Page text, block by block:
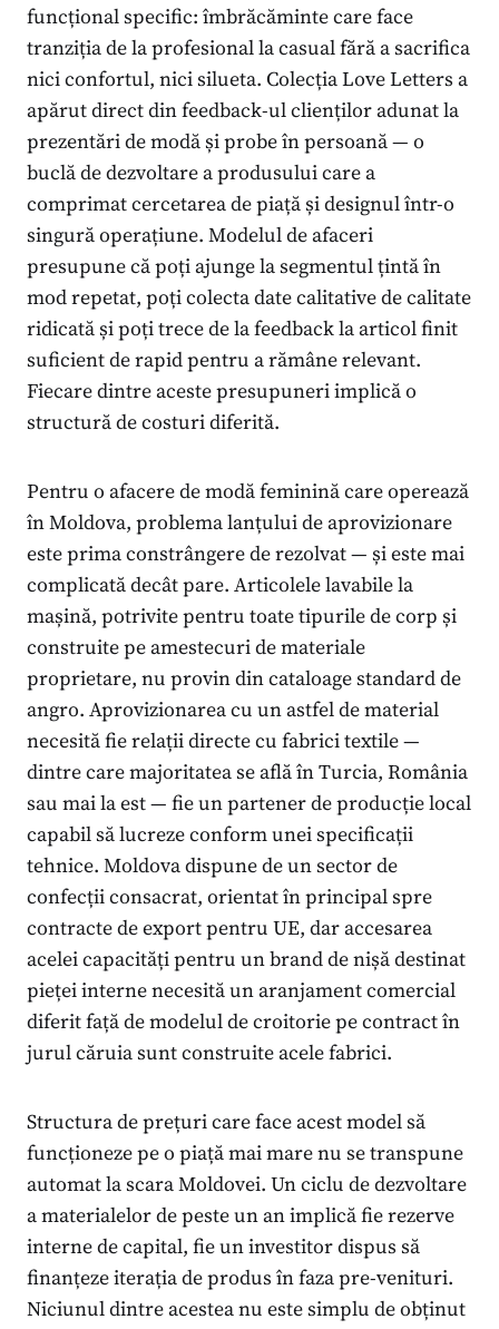
funcțional specific: îmbrăcăminte care face
tranziția de la profesional la casual fără a sacrifica
nici confortul, nici silueta. Colecția Love Letters a
apărut direct din feedback-ul clienților adunat la
prezentări de modă și probe în persoană — o
buclă de dezvoltare a produsului care a
comprimat cercetarea de piață și designul într-o
singură operațiune. Modelul de afaceri
presupune că poți ajunge la segmentul țintă în
mod repetat, poți colecta date calitative de calitate
ridicată și poți trece de la feedback la articol finit
suficient de rapid pentru a rămâne relevant.
Fiecare dintre aceste presupuneri implică o
structură de costuri diferită.
Pentru o afacere de modă feminină care operează
în Moldova, problema lanțului de aprovizionare
este prima constrângere de rezolvat — și este mai
complicată decât pare. Articolele lavabile la
mașină, potrivite pentru toate tipurile de corp și
construite pe amestecuri de materiale
proprietare, nu provin din cataloage standard de
angro. Aprovizionarea cu un astfel de material
necesită fie relații directe cu fabrici textile —
dintre care majoritatea se află în Turcia, România
sau mai la est — fie un partener de producție local
capabil să lucreze conform unei specificații
tehnice. Moldova dispune de un sector de
confecții consacrat, orientat în principal spre
contracte de export pentru UE, dar accesarea
acelei capacități pentru un brand de nișă destinat
pieței interne necesită un aranjament comercial
diferit față de modelul de croitorie pe contract în
jurul căruia sunt construite acele fabrici.
Structura de prețuri care face acest model să
funcționeze pe o piață mai mare nu se transpune
automat la scara Moldovei. Un ciclu de dezvoltare
a materialelor de peste un an implică fie rezerve
interne de capital, fie un investitor dispus să
finanțeze iterația de produs în faza pre-venituri.
Niciunul dintre acestea nu este simplu de obținut